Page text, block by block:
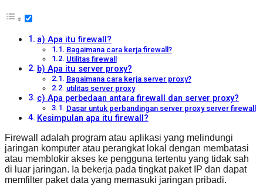
a) Apa itu firewall?
Bagaimana cara kerja firewall?
Utilitas firewall
b) Apa itu server proxy?
Bagaimana cara kerja server proxy?
utilitas server proxy
c) Apa perbedaan antara firewall dan server proxy?
Dasar untuk perbandingan server proxy server firewall
Kesimpulan apa itu firewall?
Firewall adalah program atau aplikasi yang melindungi
jaringan komputer atau perangkat lokal dengan membatasi
atau memblokir akses ke pengguna tertentu yang tidak sah
di luar jaringan. Ia bekerja pada tingkat paket IP dan dapat
memfilter paket data yang memasuki jaringan pribadi.